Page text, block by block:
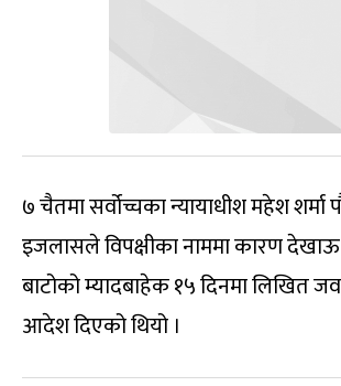
७ चैतमा सर्वोच्चका न्यायाधीश महेश
इजलासले विपक्षीका नाममा कारण
बाटोको म्यादबाहेक १५ दिनमा लिखित
आदेश दिएको थियो ।